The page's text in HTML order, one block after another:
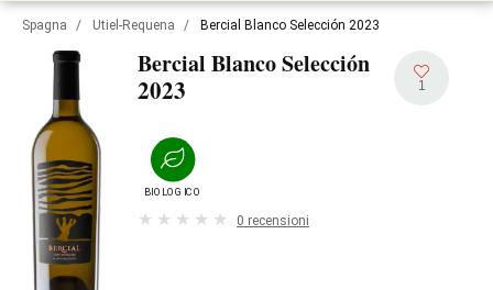
Spagna / Utiel-Requena / Bercial Blanco Selección 2023
Bercial Blanco Selección
2023 1
BIOLOGICO
0 recensioni